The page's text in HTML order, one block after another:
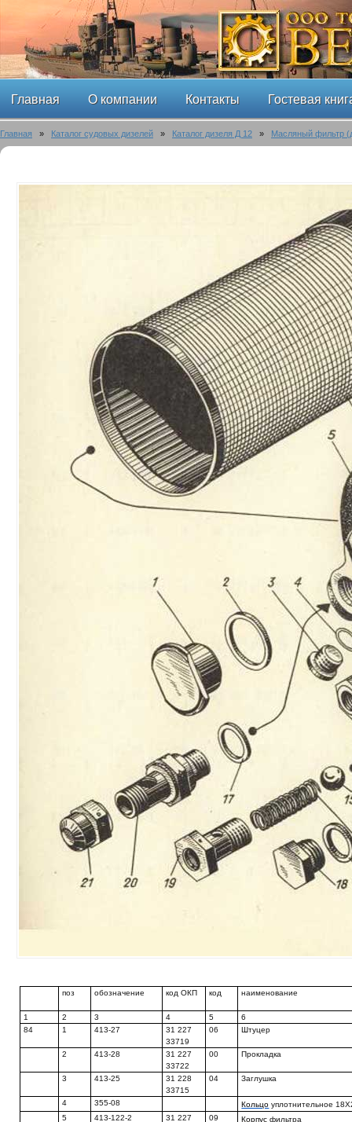
Главная О компании Контакты Гостевая
Главная » Каталог судовых дизелей » Каталог дизеля Д 12 » Масляный фильтр
поз обозначение код ОКП код наименование
1 2 3 4 5
6
84
1 413-27
31 227
33719
06 Штуцер
2 413-28
31 227
33722
00 Прокладка
3 413-25
31 228
33715
04 Заглушка
4 355-08 Кольцо уплотнительное
5
413-122-2
31 227
09 Корпус фильтра